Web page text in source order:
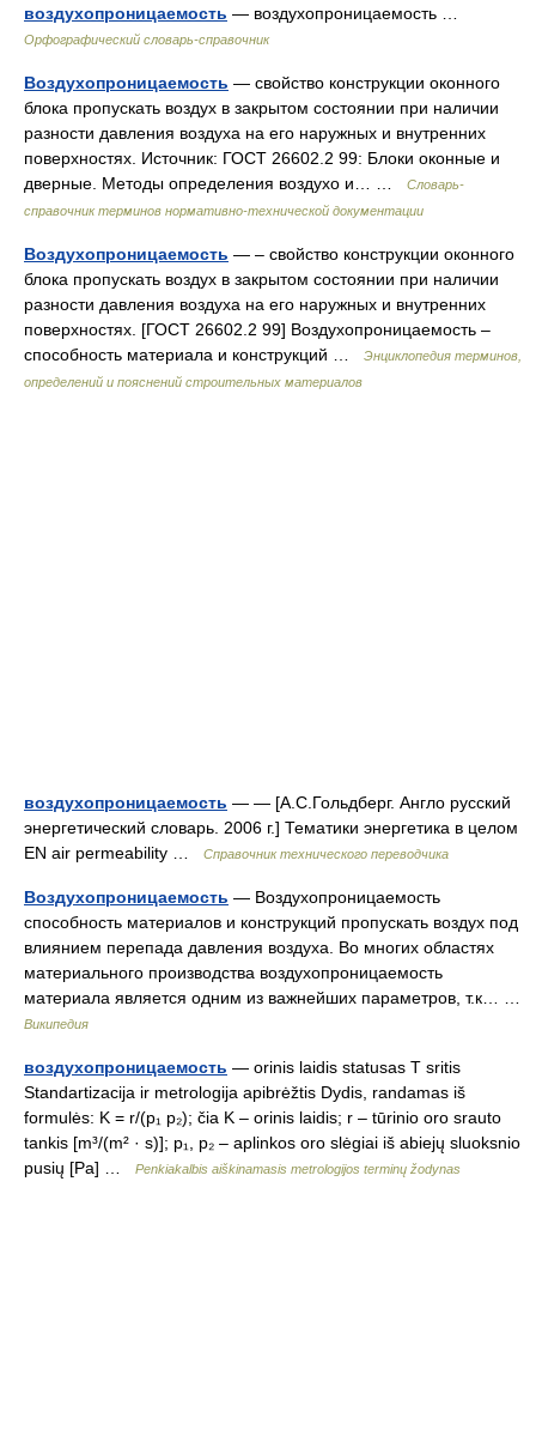
воздухопроницаемость — воздухопроницаемость …
Орфографический словарь-справочник
Воздухопроницаемость — свойство конструкции оконного
блока пропускать воздух в закрытом состоянии при наличии
разности давления воздуха на его наружных и внутренних
поверхностях. Источник: ГОСТ 26602.2 99: Блоки оконные и
дверные. Методы определения воздухо и… …
Словарь-
справочник терминов нормативно-технической документации
Воздухопроницаемость — – свойство конструкции оконного
блока пропускать воздух в закрытом состоянии при наличии
разности давления воздуха на его наружных и внутренних
поверхностях. [ГОСТ 26602.2 99] Воздухопроницаемость –
способность материала и конструкций …
Энциклопедия терминов,
определений и пояснений строительных материалов
воздухопроницаемость — — [А.С.Гольдберг. Англо русский
энергетический словарь. 2006 г.] Тематики энергетика в целом
EN air permeability …
Справочник технического переводчика
Воздухопроницаемость — Воздухопроницаемость
способность материалов и конструкций пропускать воздух под
влиянием перепада давления воздуха. Во многих областях
материального производства воздухопроницаемость
материала является одним из важнейших параметров, т.к… …
Википедия
воздухопроницаемость — orinis laidis statusas T sritis
Standartizacija ir metrologija apibrėžtis Dydis, randamas iš
formulės: K = r/(p₁ p₂); čia K – orinis laidis; r – tūrinio oro srauto
tankis [m³/(m² · s)]; p₁, p₂ – aplinkos oro slėgiai iš abiejų sluoksnio
pusių [Pa] …
Penkiakalbis aiškinamasis metrologijos terminų žodynas